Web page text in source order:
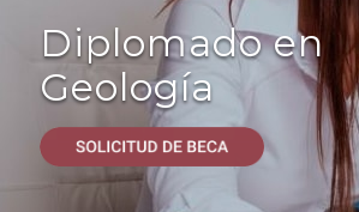
Diplomado en
Geología